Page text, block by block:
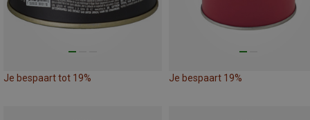
Je bespaart tot 19% Je bespaart 19%